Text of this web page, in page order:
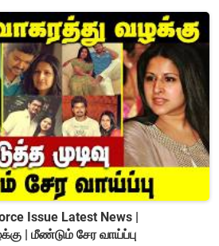
Issue Latest News |
| மீண்டும் சேர வாய்ப்பு